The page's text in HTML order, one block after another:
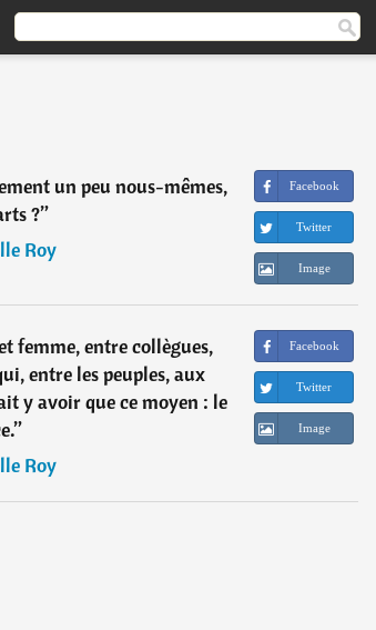
un peu nous-mêmes,
?”
Roy
Facebook
Twitter
Image
femme, entre collègues,
entre les peuples, aux
y avoir que ce moyen : le
”
Roy
Facebook
Twitter
Image